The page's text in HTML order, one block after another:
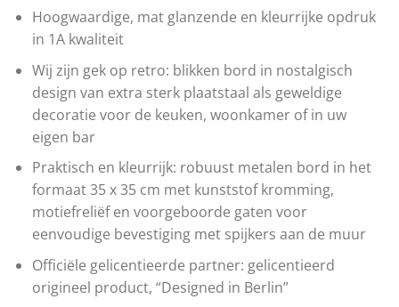
Hoogwaardige, mat glanzende en kleurrijke opdruk
in 1A kwaliteit
Wij zijn gek op retro: blikken bord in nostalgisch
design van extra sterk plaatstaal als geweldige
decoratie voor de keuken, woonkamer of in uw
eigen bar
Praktisch en kleurrijk: robuust metalen bord in het
formaat 35 x 35 cm met kunststof kromming,
motiefreliëf en voorgeboorde gaten voor
eenvoudige bevestiging met spijkers aan de muur
Officiële gelicentieerde partner: gelicentieerd
origineel product, “Designed in Berlin”